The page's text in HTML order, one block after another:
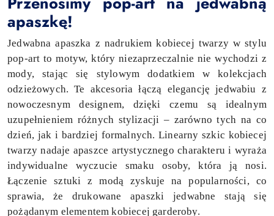
apaszkę!
Jedwabna apaszka z nadrukiem kobiecej twarzy w stylu
pop-art to motyw, który niezaprzeczalnie nie wychodzi z
mody, stając się stylowym dodatkiem w kolekcjach
odzieżowych. Te akcesoria łączą elegancję jedwabiu z
nowoczesnym designem, dzięki czemu są idealnym
uzupełnieniem różnych stylizacji – zarówno tych na co
dzień, jak i bardziej formalnych. Linearny szkic kobiecej
twarzy nadaje apaszce artystycznego charakteru i wyraża
indywidualne wyczucie smaku osoby, która ją nosi.
Łączenie sztuki z modą zyskuje na popularności, co
sprawia, że drukowane apaszki jedwabne stają się
pożądanym elementem kobiecej garderoby.